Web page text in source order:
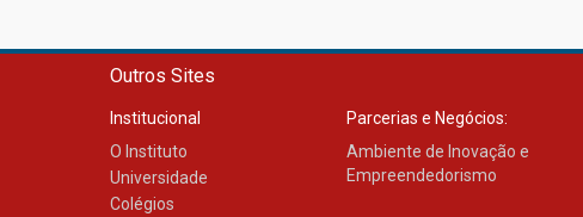
Outros Sites
Institucional
O Instituto
Universidade
Colégios
Parcerias e Negócios:
Ambiente de Inovação e
Empreendedorismo